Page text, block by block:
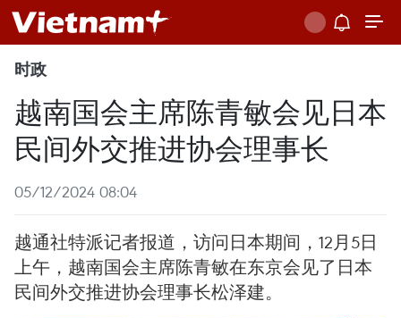
时政
越南国会主席陈青敏会见日本
民间外交推进协会理事长
05/12/2024 08:04
越通社特派记者报道，访问日本期间，12月5日
上午，越南国会主席陈青敏在东京会见了日本
民间外交推进协会理事长松泽建。